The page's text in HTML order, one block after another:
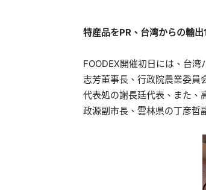
特産品をPR 、台湾からの輸出
FOODEX開催初日には、台
志芳董事長、行政院農業委員
代表処の謝長廷代表、また、
政源副市長、雲林県の丁彦哲